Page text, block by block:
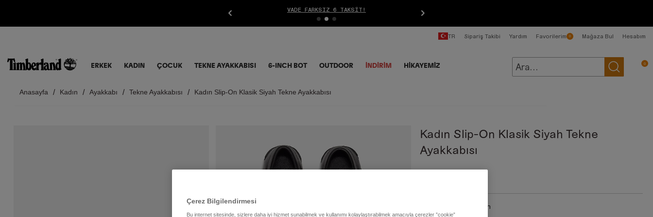
VADE FARKSIZ 6 TAKSIT!
ERKEK KADIN ÇOCUK TEKNE AYAKKABISI 6-INCH BOT OUTDOOR İNDIRIM HİKAYEMİZ
TR Sipariş Takibi Yardım Favorilerim 0 Mağaza Bul Hesabım
0
Anasayfa Kadın Ayakkabı Tekne Ayakkabısı Kadın Slip-On Klasik Siyah Tekne Ayakkabısı
Kadın Slip-On Klasik Siyah Tekne
Ayakkabısı
Black Full Grain
Çerez Bilgilendirmesi
Bu internet sitesinde, sizlere daha iyi hizmet sunabilmek ve kullanımı kolaylaştırabilmek amacıyla çerezler ”cookie”